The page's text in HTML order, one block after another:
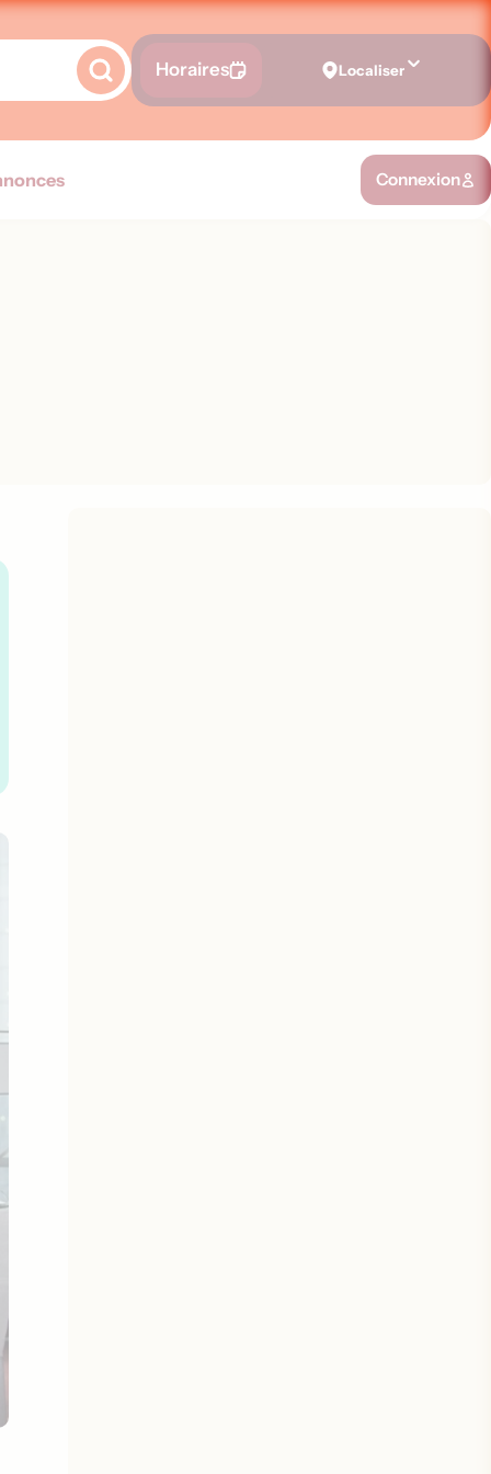
Horaires Localiser
Connexion